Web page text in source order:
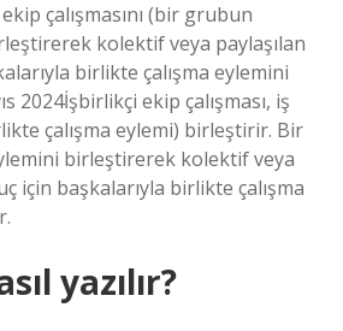
çalışmasını (bir grubun
kolektif veya paylaşılan
birlikte çalışma eylemini
2024İşbirlikçi ekip çalışması, iş
çalışma eylemi) birleştirir. Bir
birleştirerek kolektif veya
için başkalarıyla birlikte çalışma
yazılır?